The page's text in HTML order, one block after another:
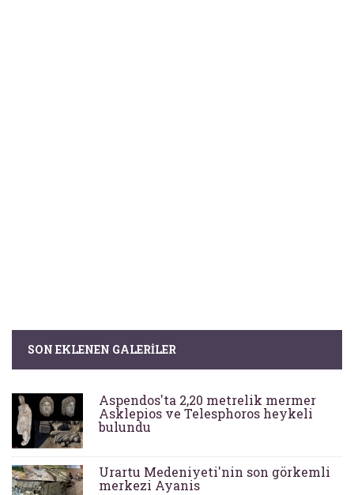
SON EKLENEN GALERILER
Aspendos'ta 2,20 metrelik mermer
Asklepios ve Telesphoros heykeli
bulundu
Urartu Medeniyeti'nin son görkemli
merkezi Ayanis